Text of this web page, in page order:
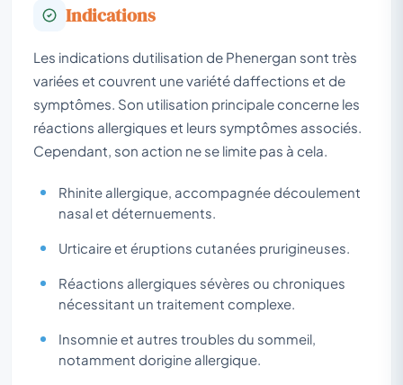
Indications
Les indications dutilisation de Phenergan sont très
variées et couvrent une variété daffections et de
symptômes. Son utilisation principale concerne les
réactions allergiques et leurs symptômes associés.
Cependant, son action ne se limite pas à cela.
Rhinite allergique, accompagnée découlement
nasal et déternuements.
Urticaire et éruptions cutanées prurigineuses.
Réactions allergiques sévères ou chroniques
nécessitant un traitement complexe.
Insomnie et autres troubles du sommeil,
notamment dorigine allergique.